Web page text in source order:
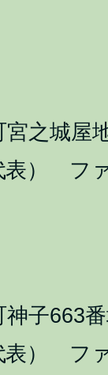
之城屋
表） フ
子663
表） フ